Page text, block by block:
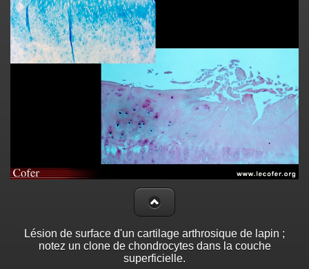
Lésion de surface d'un cartilage arthrosique de lapin ;
notez un clone de chondrocytes dans la couche
superficielle.